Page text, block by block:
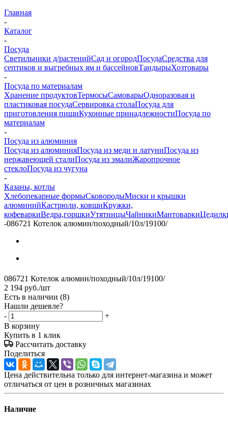
Главная
-
Каталог
-
Посуда
Светильники д/растенийСад и огородПосудаСредства для
септиков и выгребных ям и бассейновТандырыХозтовары
-
Посуда по материалам
Хранение продуктовТермосыСамоварыОдноразовая и
пластиковая посудаСервировка столаПосуда для
приготовления пищиКухонные принадлежностиПосуда по
материалам
-
Посуда из алюминия
Посуда из алюминияПосуда из меди и латуниПосуда из
нержавеющей сталиПосуда из эмалиЖаропрочное
стеклоПосуда из чугуна
-
Казаны, котлы
Хлебопекарные формыСковородыМиски и крышки
алюминийКастрюли, ковшиКружки,
кофеваркиВедра,горшкиУтятницыЧайникиМантоварки
-086721 Котелок алюмин/походный/10л/19100/
086721 Котелок алюмин/походный/10л/19100/
2 194 руб./шт
Есть в наличии (8)
Нашли дешевле?
-
+
В корзину
Купить в 1 клик
Рассчитать доставку
Поделиться
Цена действительна только для интернет-магазина и может
отличаться от цен в розничных магазинах
Наличие